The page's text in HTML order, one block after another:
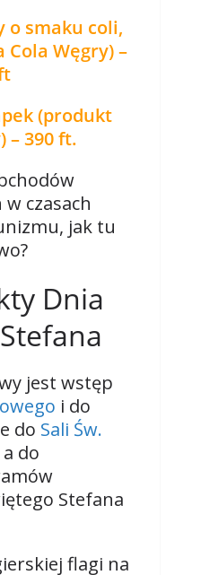
o smaku coli,
Cola Węgry) –
(produkt
– 390 ft.
czasach
jak tu
Dnia
jest wstęp
i do
do Sali Św.
a do
Stefana
flagi na